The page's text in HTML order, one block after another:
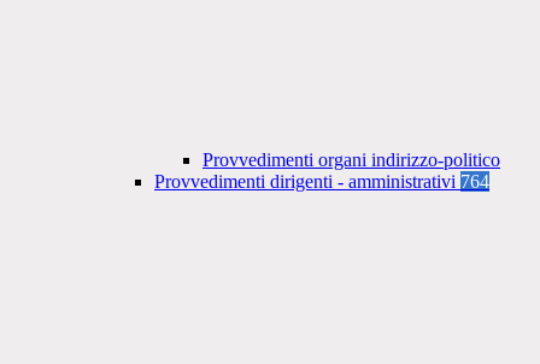
Provvedimenti organi indirizzo-politico
Provvedimenti dirigenti - amministrativi 764